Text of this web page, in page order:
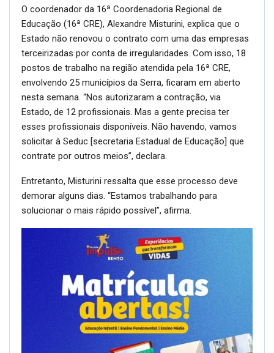
O coordenador da 16ª Coordenadoria Regional de
Educação (16ª CRE), Alexandre Misturini, explica que o
Estado não renovou o contrato com uma das empresas
terceirizadas por conta de irregularidades. Com isso, 18
postos de trabalho na região atendida pela 16ª CRE,
envolvendo 25 municípios da Serra, ficaram em aberto
nesta semana. “Nos autorizaram a contração, via
Estado, de 12 profissionais. Mas a gente precisa ter
esses profissionais disponíveis. Não havendo, vamos
solicitar à Seduc [secretaria Estadual de Educação] que
contrate por outros meios”, declara.
Entretanto, Misturini ressalta que esse processo deve
demorar alguns dias. “Estamos trabalhando para
solucionar o mais rápido possível”, afirma.